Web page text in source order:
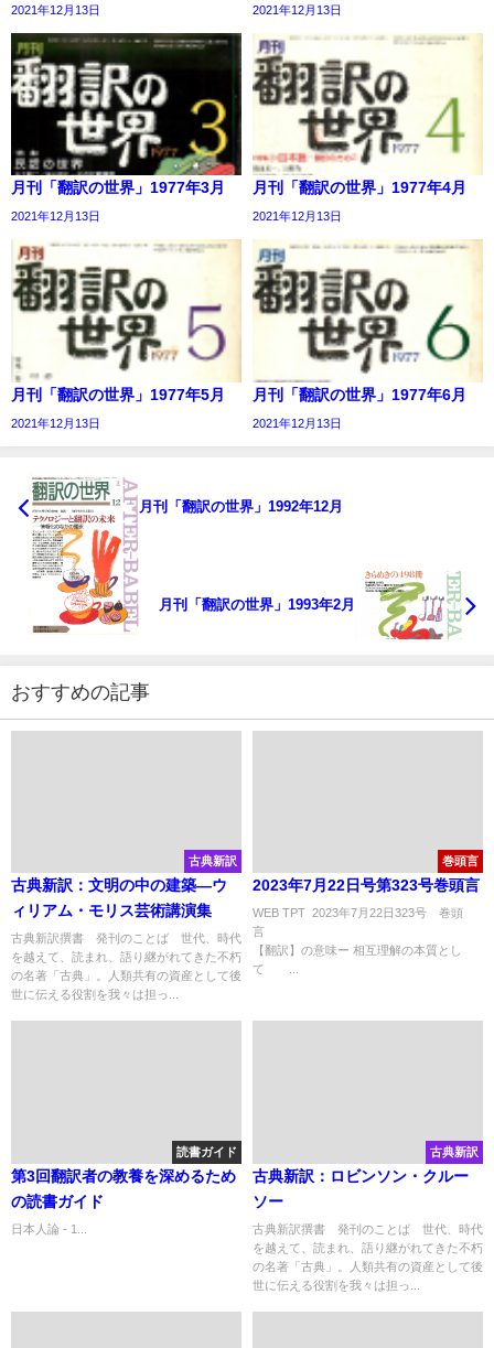
2021年12月13日 2021年12月13日
月刊「翻訳の世界」1977年3月
2021年12月13日
月刊「翻訳の世界」1977年4月
2021年12月13日
月刊「翻訳の世界」1977年5月
2021年12月13日
月刊「翻訳の世界」1977年6月
2021年12月13日
月刊「翻訳の世界」1992年12月
月刊「翻訳の世界」1993年2月
おすすめの記事
古典新訳
古典新訳：文明の中の建築―ウ
ィリアム・モリス芸術講演集
古典新訳撰書 発刊のことば 世代、時代
を越えて、読まれ、語り継がれてきた不朽
の名著「古典」。人類共有の資産として後
世に伝える役割を我々は担っ...
巻頭言
2023年7月22日号第323号巻頭言
WEB TPT 2023年7月22日323号 巻頭
【翻訳】の意味ー 相互理解の本質とし
て ...
読書ガイド
第3回翻訳者の教養を深めるため
の読書ガイド
日本人論 - 1...
古典新訳
古典新訳：ロビンソン・クルー
ソー
古典新訳撰書 発刊のことば 世代、時代
を越えて、読まれ、語り継がれてきた不朽
の名著「古典」。人類共有の資産として後
世に伝える役割を我々は担っ...